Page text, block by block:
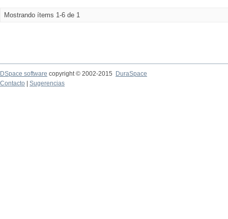
Mostrando ítems 1-6 de 1
DSpace software copyright © 2002-2015
DuraSpace
Contacto
Sugerencias